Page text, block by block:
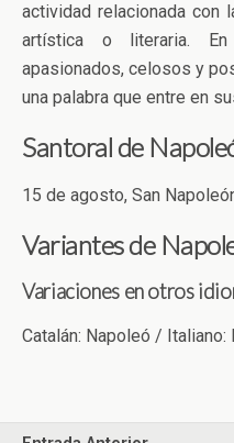
actividad relacionada con
artística o literaria.
apasionados, celosos y
una palabra que entre en
Santoral de
15 de agosto, San
Variantes de
Variaciones en otros
Catalán: Napoleó /